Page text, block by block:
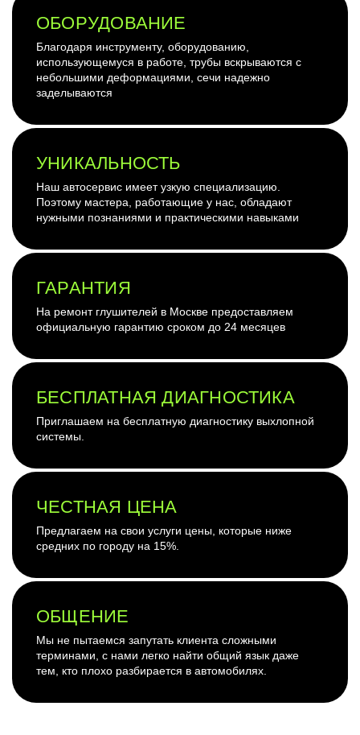
ОБОРУДОВАНИЕ
Благодаря инструменту, оборудованию,
использующемуся в работе, трубы вскрываются с
небольшими деформациями, сечи надежно
заделываются
УНИКАЛЬНОСТЬ
Наш автосервис имеет узкую специализацию.
Поэтому мастера, работающие у нас, обладают
нужными познаниями и практическими навыками
ГАРАНТИЯ
На ремонт глушителей в Москве предоставляем
официальную гарантию сроком до 24 месяцев
БЕСПЛАТНАЯ ДИАГНОСТИКА
Приглашаем на бесплатную диагностику выхлопной
системы.
ЧЕСТНАЯ ЦЕНА
Предлагаем на свои услуги цены, которые ниже
средних по городу на 15%.
ОБЩЕНИЕ
Мы не пытаемся запутать клиента сложными
терминами, с нами легко найти общий язык даже
тем, кто плохо разбирается в автомобилях.